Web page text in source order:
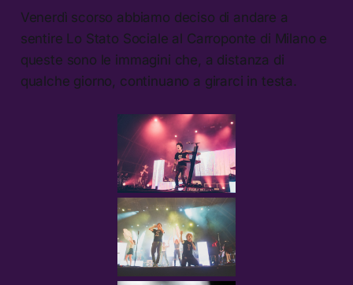
Venerdì scorso abbiamo deciso di andare a
sentire Lo Stato Sociale al Carroponte di Milano e
queste sono le immagini che, a distanza di
qualche giorno, continuano a girarci in testa.